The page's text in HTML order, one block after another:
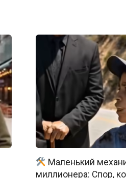
Маленький
миллионера: Спор,